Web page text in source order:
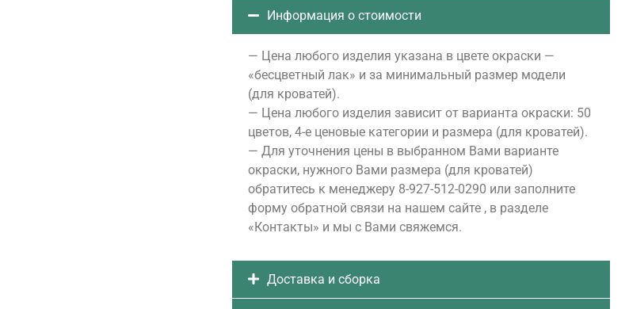
Информация о стоимости
— Цена любого изделия указана в цвете окраски —
«бесцветный лак» и за минимальный размер модели
(для кроватей).
— Цена любого изделия зависит от варианта окраски: 50
цветов, 4-е ценовые категории и размера (для кроватей).
— Для уточнения цены в выбранном Вами варианте
окраски, нужного Вами размера (для кроватей)
обратитесь к менеджеру 8-927-512-0290 или заполните
форму обратной связи на нашем сайте , в разделе
«Контакты» и мы с Вами свяжемся.
Доставка и сборка